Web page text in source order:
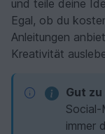
und teile deine
Egal, ob du
Anleitungen
Kreativität
Gut
Social-
immer